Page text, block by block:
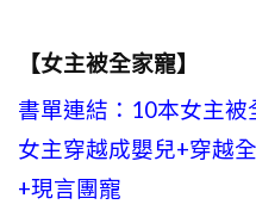
【女主被全家寵】
書單連結：10本女主被
女主穿越成嬰兒+穿越
+現言團寵